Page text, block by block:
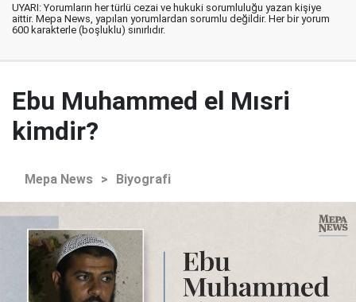
UYARI: Yorumların her türlü cezai ve hukuki sorumluluğu yazan kişiye
aittir. Mepa News, yapılan yorumlardan sorumlu değildir. Her bir yorum
600 karakterle (boşluklu) sınırlıdır.
Ebu Muhammed el Mısri
kimdir?
Mepa News > Biyografi